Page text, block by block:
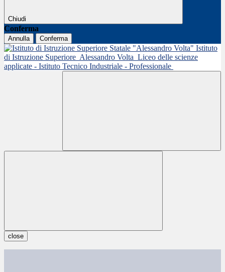
Chiudi
Conferma
Annulla Conferma
Istituto
di Istruzione Superiore Alessandro Volta Liceo delle scienze
applicate - Istituto Tecnico Industriale - Professionale
close